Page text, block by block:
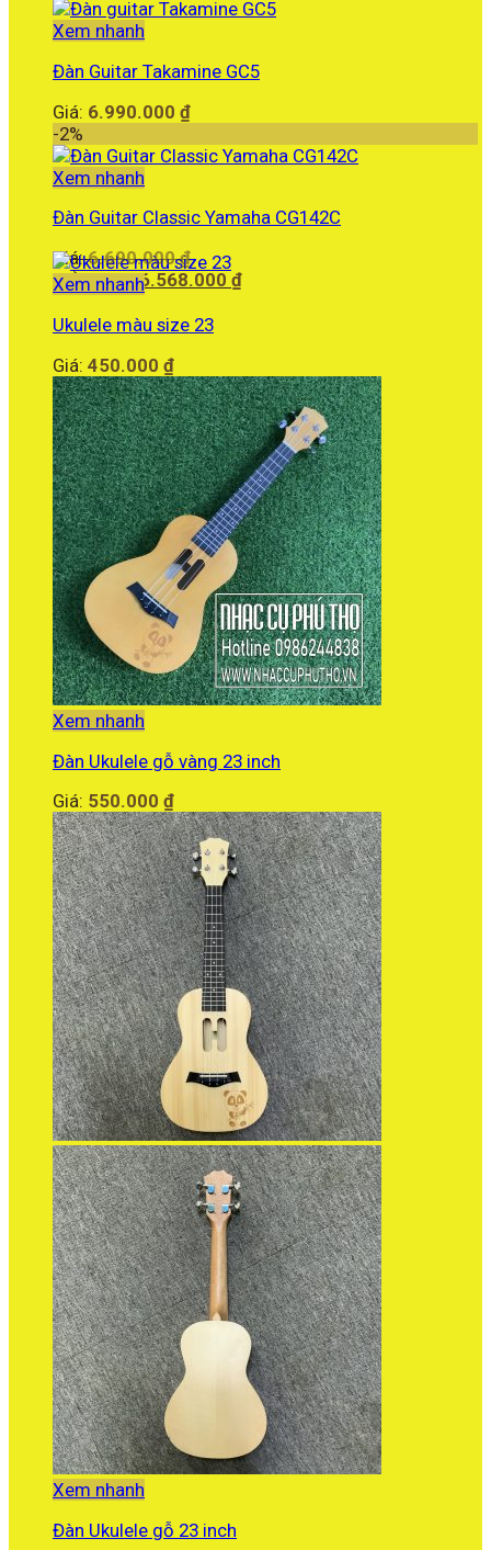
Xem nhanh
Đàn Guitar Takamine GC5
Giá: 6.990.000 ₫
-2%
Xem nhanh
Đàn Guitar Classic Yamaha CG142C
Giá:6.690.000₫ Giá
gốc
6.690.000 ₫.
Giảm còn:6.568.000 ₫Giá
Xem nhanh
Ukulele màu size 23
Giá: 450.000 ₫
Xem nhanh
Đàn Ukulele gỗ vàng 23 inch
Giá: 550.000 ₫
Xem nhanh
Đàn Ukulele gỗ 23 inch